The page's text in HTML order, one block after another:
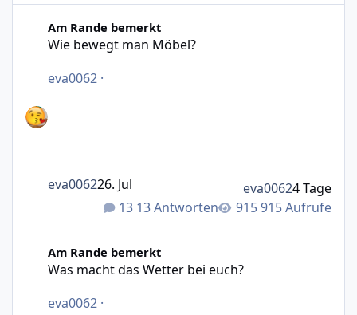
Am Rande bemerkt
Wie bewegt man Möbel?
eva0062 ·
13 Antworten 915 Aufrufe
eva006226. Jul eva00624 Tage
Am Rande bemerkt
Was macht das Wetter bei euch?
eva0062 ·